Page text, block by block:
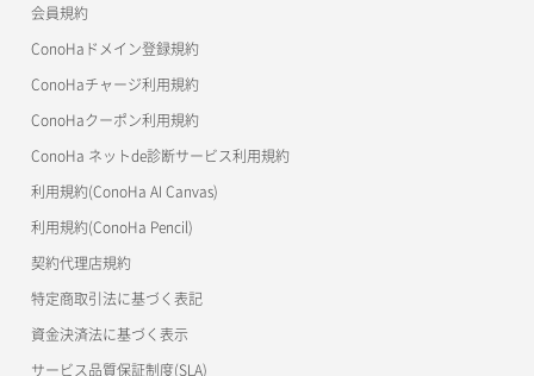
美雲このは徹底ガイド
会員規約
ConoHaドメイン登録規約
ConoHaチャージ利用規約
ConoHaクーポン利用規約
ConoHa ネットde診断サービス利用規約
利用規約(ConoHa AI Canvas)
利用規約(ConoHa Pencil)
契約代理店規約
特定商取引法に基づく表記
資金決済法に基づく表示
サービス品質保証制度(SLA)